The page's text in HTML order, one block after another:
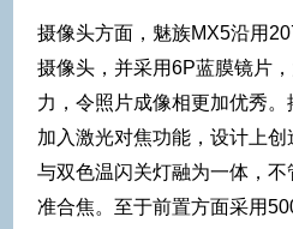
摄像头方面，魅族MX5沿用
摄像头，并采用6P蓝膜镜片
力，令照片成像相更加优秀。
加入激光对焦功能，设计上
与双色温闪关灯融为一体，
准合焦。至于前置方面采用